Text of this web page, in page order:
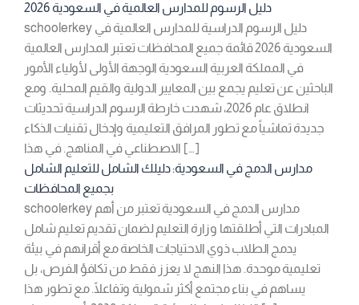
دليل الرسوم للمدارس العالمية في السعودية 2026
schoolerkey دليل الرسوم الدراسية للمدارس العالمية في
السعودية 2026 قائمة جميع المحافظات تعتبر المدارس العالمية
في المملكة العربية السعودية الوجهة الأولى لأولياء الأمور
الباحثين عن تعليم يجمع بين المعايير الدولية والقيم المحلية. ومع
انطلاق عام 2026، شهدت خارطة الرسوم الدراسية تحديثات
جديدة تماشياً مع تطور المرافق التعليمية وإدخال تقنيات الذكاء
الاصطناعي في المناهج. في هذا […]
مدارس الدمج في السعودية: دليلك الشامل للتعليم الشامل
بجميع المحافظات
schoolerkey مدارس الدمج في السعودية تعتبر من أهم
المبادرات التي أطلقتها وزارة التعليم لضمان تقديم تعليم شامل
يدمج الطلاب ذوي الاحتياجات الخاصة مع أقرانهم في بيئة
تعليمية موحدة. هذا النهج لا يعزز فقط من تكافؤ الفرص، بل
يساهم في بناء مجتمع أكثر شمولية وتفاعلًا. مع تطور هذا